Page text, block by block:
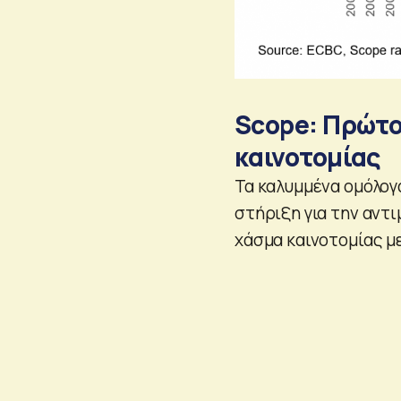
Scope:
καινοτομίας
Τα καλυμμένα
στήριξη για την
χάσμα καινοτομίας